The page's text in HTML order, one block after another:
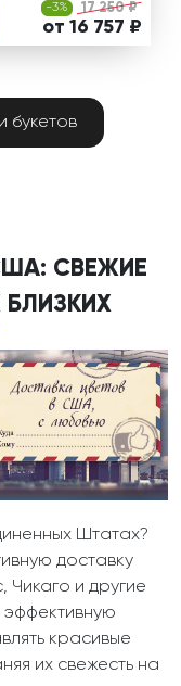
-3% 17 250 ₽
от 16 757 ₽
букетов
СВЕЖИЕ
Штатах?
доставку
и другие
красивые
их свежесть на